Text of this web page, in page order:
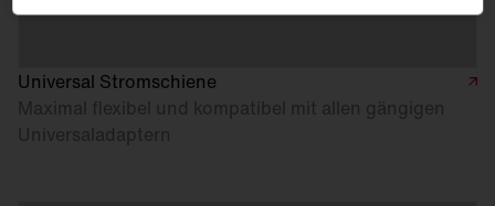
Universal Stromschiene
Maximal flexibel und kompatibel mit allen gängigen
Universaladaptern